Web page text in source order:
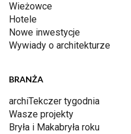
Wieżowce
Hotele
Nowe inwestycje
Wywiady o architekturze
BRANŻA
archiTekczer tygodnia
Wasze projekty
Bryła i Makabryła roku